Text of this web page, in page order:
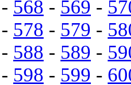
- 568 - 569 -
- 578 - 579 -
- 588 - 589 -
- 598 - 599 -